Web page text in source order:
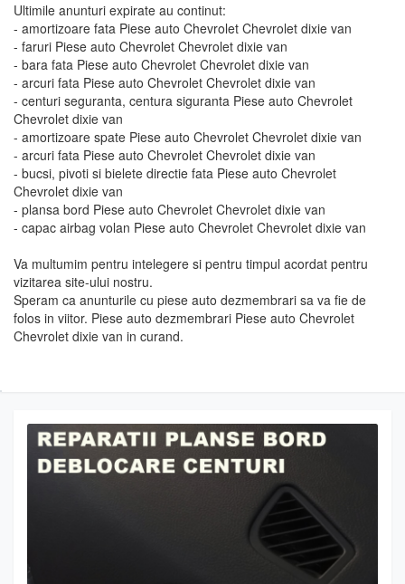
Ultimile anunturi expirate au continut:
- amortizoare fata Piese auto Chevrolet Chevrolet dixie van
- faruri Piese auto Chevrolet Chevrolet dixie van
- bara fata Piese auto Chevrolet Chevrolet dixie van
- arcuri fata Piese auto Chevrolet Chevrolet dixie van
- centuri seguranta, centura siguranta Piese auto Chevrolet
Chevrolet dixie van
- amortizoare spate Piese auto Chevrolet Chevrolet dixie van
- arcuri fata Piese auto Chevrolet Chevrolet dixie van
- bucsi, pivoti si bielete directie fata Piese auto Chevrolet
Chevrolet dixie van
- plansa bord Piese auto Chevrolet Chevrolet dixie van
- capac airbag volan Piese auto Chevrolet Chevrolet dixie van
Va multumim pentru intelegere si pentru timpul acordat pentru
vizitarea site-ului nostru.
Speram ca anunturile cu piese auto dezmembrari sa va fie de
folos in viitor. Piese auto dezmembrari Piese auto Chevrolet
Chevrolet dixie van in curand.